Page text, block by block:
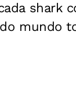
shark
mundo